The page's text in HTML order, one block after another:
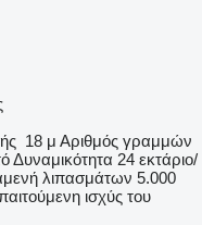
18 μ Αριθμός γραμμών
Δυναμικότητα 24 εκτάριο/
λιπασμάτων 5.000
ισχύς του